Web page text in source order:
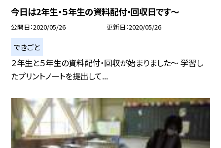
今日は2年生・５年生の資料配付・回収日です〜
公開日 2020/05/26 更新日 2020/05/26
できごと
２年生と５年生の資料配付・回収が始まりました〜 学習し
たプリントノートを提出して...